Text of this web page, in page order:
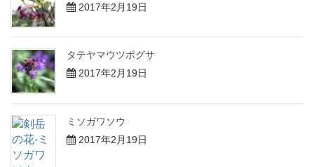
2017年2月19日
タテヤマウツボグサ
2017年2月19日
ミソガワソウ
2017年2月19日